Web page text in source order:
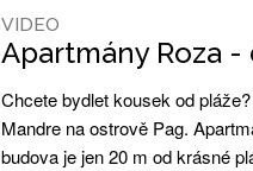
VIDEO
Apartmány Roza
Chcete bydlet kousek od
Mandre na ostrově Pag.
budova je jen 20 m od krásné